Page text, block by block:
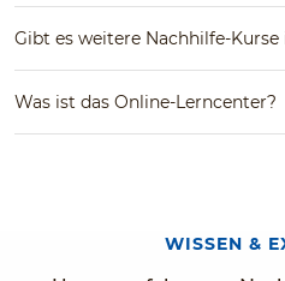
Gibt es weitere Nachhilfe-Kurse
Was ist das Online-Lerncenter?
WISSEN &